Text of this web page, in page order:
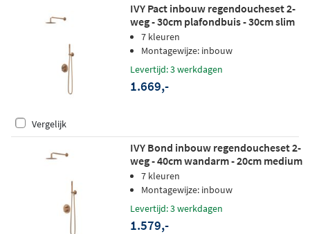
IVY Pact inbouw regendoucheset 2-
weg - 30cm plafondbuis - 30cm slim
hoofddouche rond - wandhouder -
staafhanddouche - geborsteld mat
koper pvd
7 kleuren
Montagewijze: inbouw
Levertijd: 3 werkdagen
1.669,-
Vergelijk
IVY Bond inbouw regendoucheset 2-
weg - 40cm wandarm - 20cm medium
hoofddouche rond - wandhouder - 3-
standen handdouche - geborsteld
mat koper pvd
7 kleuren
Montagewijze: inbouw
Levertijd: 3 werkdagen
1.579,-